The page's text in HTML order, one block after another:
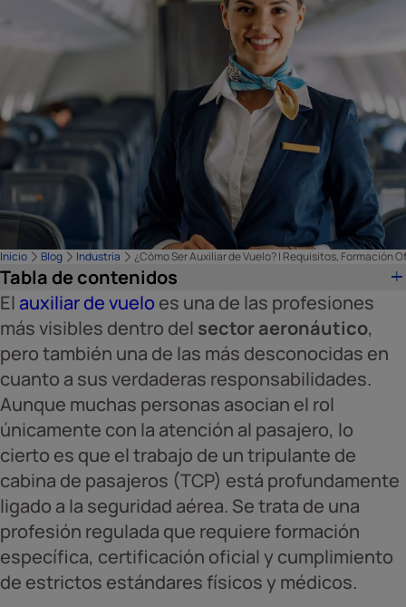
Inicio Blog Industria ¿Cómo Ser Auxiliar de Vuelo? | Requisitos, Formación
Tabla de contenidos
El auxiliar de vuelo es una de las profesiones
más visibles dentro del sector aeronáutico,
pero también una de las más desconocidas en
cuanto a sus verdaderas responsabilidades.
Aunque muchas personas asocian el rol
únicamente con la atención al pasajero, lo
cierto es que el trabajo de un tripulante de
cabina de pasajeros (TCP) está profundamente
ligado a la seguridad aérea. Se trata de una
profesión regulada que requiere formación
específica, certificación oficial y cumplimiento
de estrictos estándares físicos y médicos.